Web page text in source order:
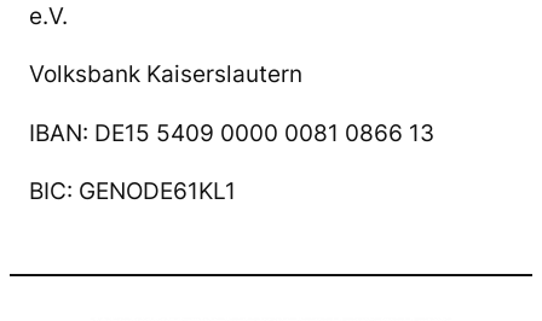
e.V.
Volksbank Kaiserslautern
IBAN: DE15 5409 0000 0081 0866 13
BIC: GENODE61KL1